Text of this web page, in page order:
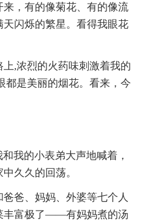
，有的像菊花、有的像流
闪烁的繁星。看得我眼花
,浓烈的火药味刺激着我的
都是美丽的烟花。看来，今
我的小表弟大声地喊着，
久久的回荡。
爸、妈妈、外婆等七个人
丰富极了——有妈妈煮的汤